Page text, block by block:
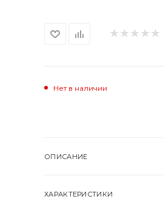
Нет в наличии
ОПИСАНИЕ
ХАРАКТЕРИСТИКИ